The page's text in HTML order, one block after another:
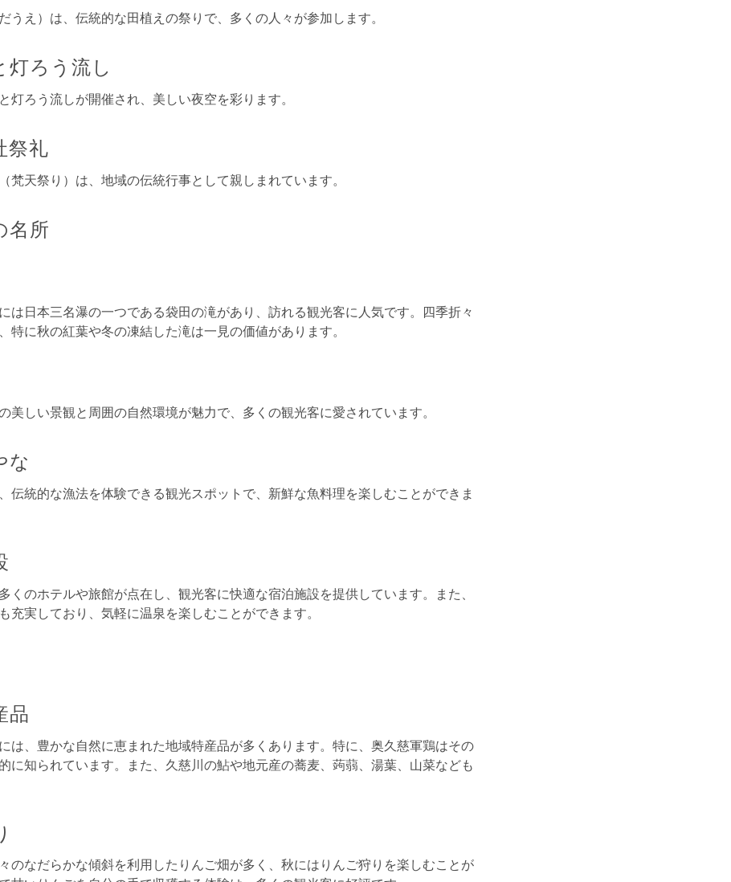
うえ）は、伝統的な田植えの祭りで、多くの人々が参加します。
灯ろう流し
灯ろう流しが開催され、美しい夜空を彩ります。
祭礼
梵天祭り）は、地域の伝統行事として親しまれています。
名所
は日本三名瀑の一つである袋田の滝があり、訪れる観光客に人気です。四季折々
特に秋の紅葉や冬の凍結した滝は一見の価値があります。
美しい景観と周囲の自然環境が魅力で、多くの観光客に愛されています。
な
伝統的な漁法を体験できる観光スポットで、新鮮な魚料理を楽しむことができま
くのホテルや旅館が点在し、観光客に快適な宿泊施設を提供しています。また、
充実しており、気軽に温泉を楽しむことができます。
品
は、豊かな自然に恵まれた地域特産品が多くあります。特に、奥久慈軍鶏はその
に知られています。また、久慈川の鮎や地元産の蕎麦、蒟蒻、湯葉、山菜なども
のなだらかな傾斜を利用したりんご畑が多く、秋にはりんご狩りを楽しむことが